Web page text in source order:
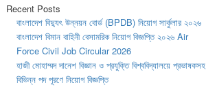
Recent Posts
বাংলাদেশ বিদ্যুৎ উন্নয়ন বোর্ড (BPDB) নিয়োগ সার্কুলার ২০২৬
বাংলাদেশ বিমান বাহিনী বেসামরিক নিয়োগ বিজ্ঞপ্তি ২০২৬ Air
Force Civil Job Circular 2026
হাজী মোহাম্মদ দানেশ বিজ্ঞান ও প্রযুক্তি বিশ্ববিদ্যালয়ে প্রভাষকসহ
বিভিন্ন পদ পূরণে নিয়োগ বিজ্ঞপ্তি